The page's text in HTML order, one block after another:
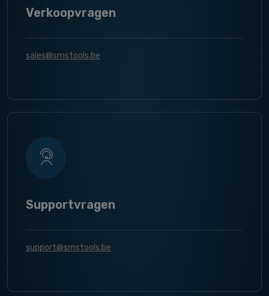
Verkoopvragen
sales@smstools.be
Supportvragen
support@smstools.be